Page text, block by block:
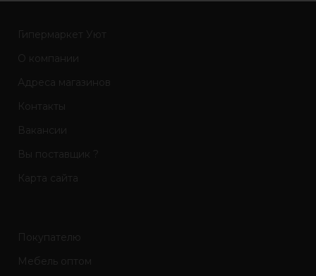
Гипермаркет Уют
О компании
Адреса магазинов
Контакты
Вакансии
Вы поставщик ?
Карта сайта
Покупателю
Мебель оптом